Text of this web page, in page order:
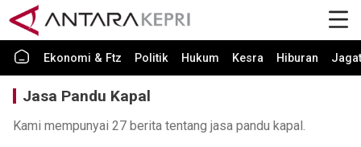
Ekonomi & Ftz Politik Hukum Kesra Hiburan Jagat
Jasa Pandu Kapal
Kami mempunyai 27 berita tentang jasa pandu kapal.